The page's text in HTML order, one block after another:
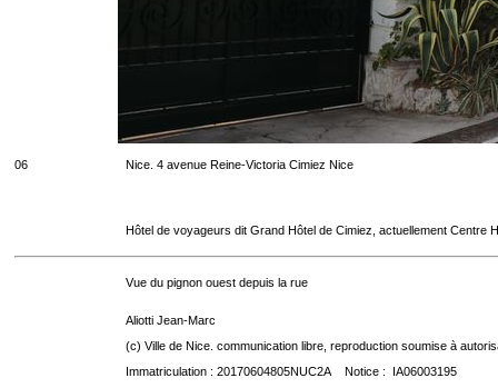
06 Nice. 4 avenue Reine-Victoria Cimiez Nice
Hôtel de voyageurs dit Grand Hôtel de Cimiez, actuellement Centre
Vue du pignon ouest depuis la rue
Aliotti Jean-Marc
(c) Ville de Nice. communication libre, reproduction soumise à
Immatriculation : 20170604805NUC2A Notice : IA06003195